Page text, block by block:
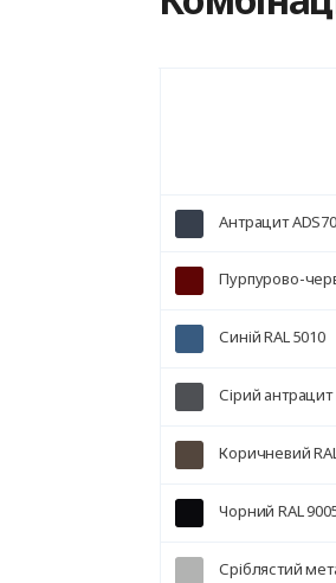
Антрацит
Пурпурово-
Синій RAL 5010
Сірий антрацит
Коричневий
Чорний RAL
Сріблястий